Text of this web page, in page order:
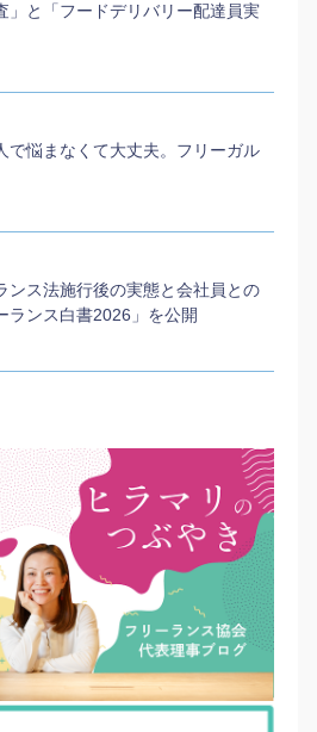
」と「フードデリバリー配達員実
で悩まなくて大丈夫。フリーガル
ンス法施行後の実態と会社員との
ランス白書2026」を公開